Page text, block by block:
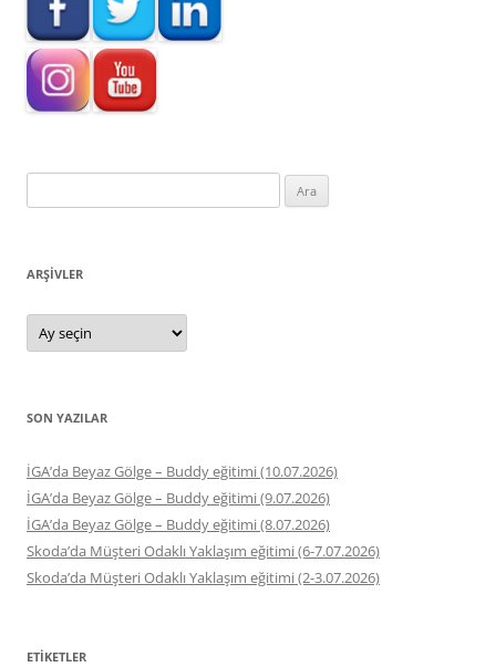
ARŞIVLER
Arşivler
SON YAZILAR
İGA’da Beyaz Gölge – Buddy eğitimi (10.07.2026)
İGA’da Beyaz Gölge – Buddy eğitimi (9.07.2026)
İGA’da Beyaz Gölge – Buddy eğitimi (8.07.2026)
Skoda’da Müşteri Odaklı Yaklaşım eğitimi (6-7.07.2026)
Skoda’da Müşteri Odaklı Yaklaşım eğitimi (2-3.07.2026)
ETIKETLER